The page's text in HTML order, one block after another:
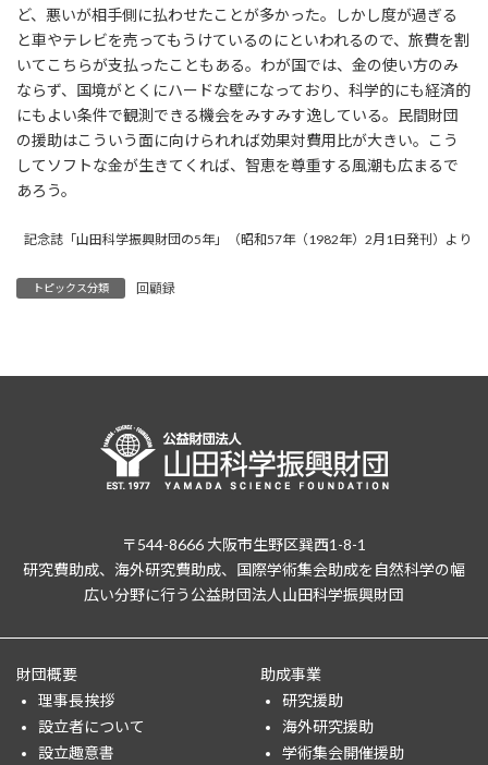
ど、悪いが相手側に払わせたことが多かった。しかし度が過ぎる
と車やテレビを売ってもうけているのにといわれるので、旅費を割
いてこちらが支払ったこともある。わが国では、金の使い方のみ
ならず、国境がとくにハードな壁になっており、科学的にも経済的
にもよい条件で観測できる機会をみすみす逸している。民間財団
の援助はこういう面に向けられれば効果対費用比が大きい。こう
してソフトな金が生きてくれば、智恵を尊重する風潮も広まるで
あろう。
記念誌「山田科学振興財団の5年」（昭和57年（1982年）2月1日発刊）より
トピックス分類 回顧録
〒544-8666 大阪市生野区巽西1-8-1
研究費助成、海外研究費助成、国際学術集会助成を自然科学の幅
広い分野に行う公益財団法人山田科学振興財団
財団概要
理事長挨拶
設立者について
設立趣意書
助成事業
研究援助
海外研究援助
学術集会開催援助